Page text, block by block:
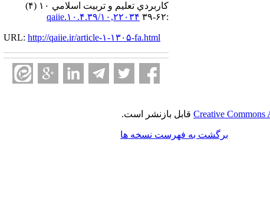
كاربردي تعليم و تربيت اسلامي ۱۰ (۴)
:۶۲-۳۹
۱۰,۲۲۰۳۴/qaiie.۱۰.۴.۳۹
URL: http://qaiie.ir/article-۱-۱۳۰۵-fa.html
Creative Commons قابل بازنشر است.
برگشت به فهرست نسخه ها